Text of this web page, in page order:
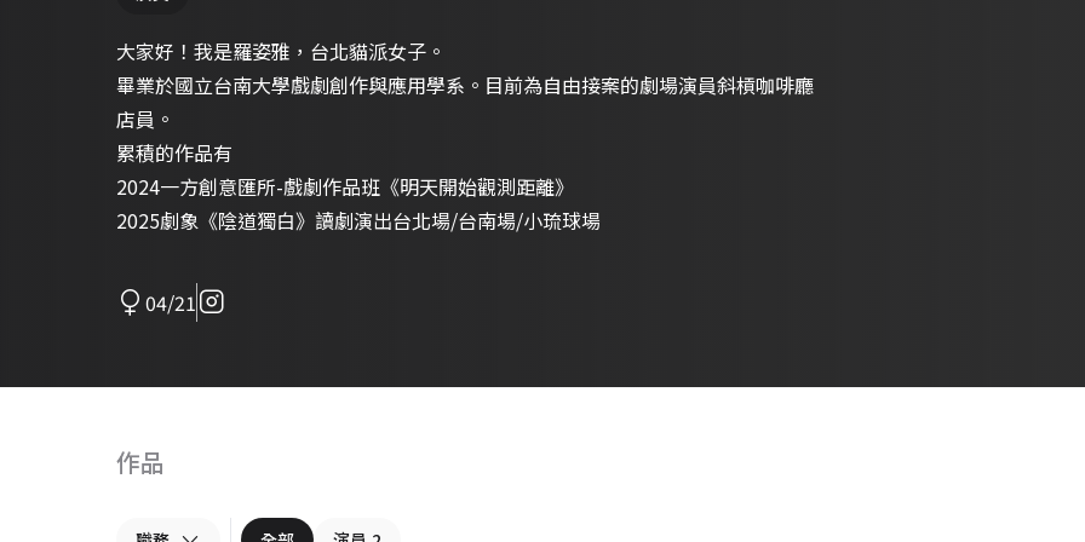
大家好！我是羅姿雅，台北貓派女子。
畢業於國立台南大學戲劇創作與應用學系。目前為自由接案的劇場演員斜槓咖啡廳
店員。
累積的作品有
2024一方創意匯所-戲劇作品班《明天開始觀測距離》
2025劇象《陰道獨白》讀劇演出台北場/台南場/小琉球場
04/21
作品